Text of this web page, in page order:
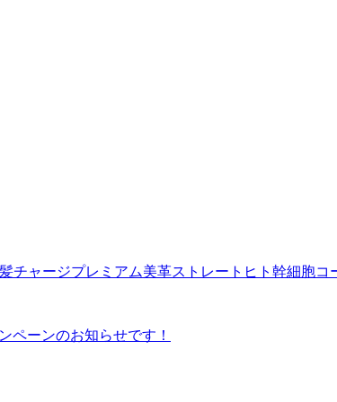
チャージプレミアム美革ストレートヒト幹細胞
ペーンのお知らせです！